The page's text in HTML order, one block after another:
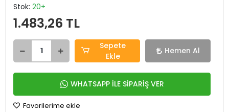
Stok: 20+
1.483,26 TL
Sepete
Ekle
Hemen Al
WHATSAPP İLE SİPARİŞ VER
Favorilerime ekle